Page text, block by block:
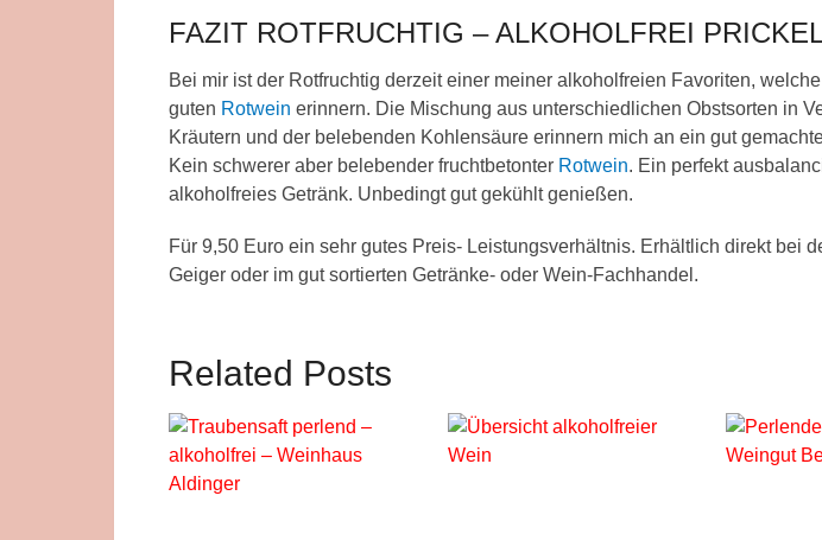
FAZIT ROTFRUCHTIG – ALKOHOLFREI
Bei mir ist der Rotfruchtig derzeit einer meiner alkoholfreien Favoriten,
guten Rotwein erinnern. Die Mischung aus unterschiedlichen Obstsorten in
Kräutern und der belebenden Kohlensäure erinnern mich an ein gut
Kein schwerer aber belebender fruchtbetonter Rotwein. Ein perfekt
alkoholfreies Getränk. Unbedingt gut gekühlt genießen.
Für 9,50 Euro ein sehr gutes Preis- Leistungsverhältnis. Erhältlich direkt bei
Geiger oder im gut sortierten Getränke- oder Wein-Fachhandel.
Related Posts